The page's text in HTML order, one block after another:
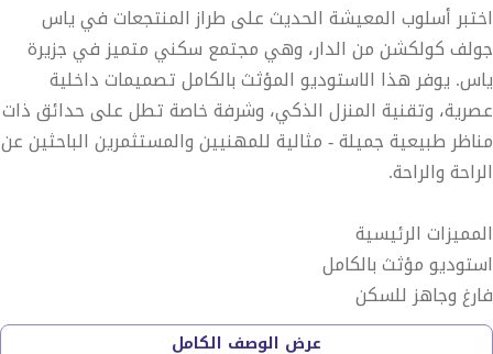
اختبر أسلوب المعيشة الحديث على طراز المنتجعات في ياس
جولف كولكشن من الدار، وهي مجتمع سكني متميز في جزيرة
ياس. يوفر هذا الاستوديو المؤثث بالكامل تصميمات داخلية
عصرية، وتقنية المنزل الذكي، وشرفة خاصة تطل على حدائق ذات
مناظر طبيعية جميلة - مثالية للمهنيين والمستثمرين الباحثين عن
الراحة والراحة.
المميزات الرئيسية
استوديو مؤثث بالكامل
فارغ وجاهز للسكن
نظام منزل ذكي
عرض الوصف الكامل